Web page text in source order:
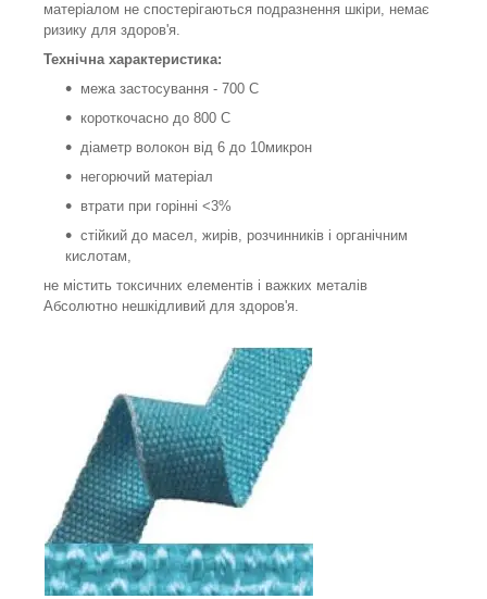
матеріалом не спостерігаються подразнення шкіри, немає
ризику для здоров'я.
Технічна характеристика:
межа застосування - 700 С
короткочасно до 800 С
діаметр волокон від 6 до 10микрон
негорючий матеріал
втрати при горінні <3%
стійкий до масел, жирів, розчинників і органічним
кислотам,
не містить токсичних елементів і важких металів
Абсолютно нешкідливий для здоров'я.